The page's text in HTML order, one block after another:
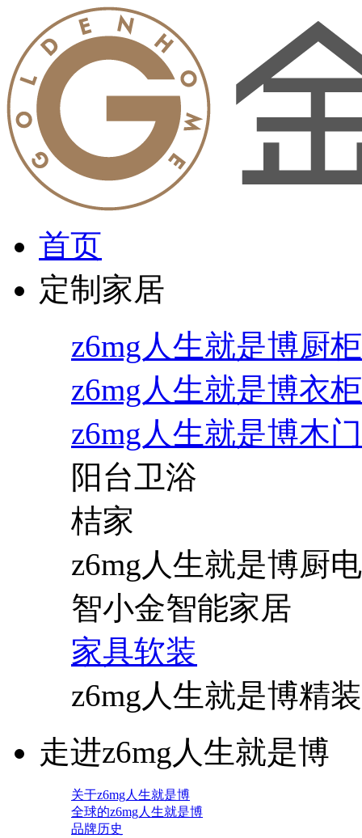
首页
定制家居
z6mg人生就是博厨柜
z6mg人生就是博衣柜
z6mg人生就是博木门
阳台卫浴
桔家
z6mg人生就是博厨电
智小金智能家居
家具软装
z6mg人生就是博精装
走进z6mg人生就是博
关于z6mg人生就是博
全球的z6mg人生就是博
品牌历史